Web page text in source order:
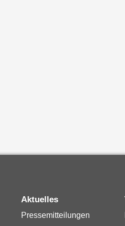
Aktuelles
Pressemitteilungen